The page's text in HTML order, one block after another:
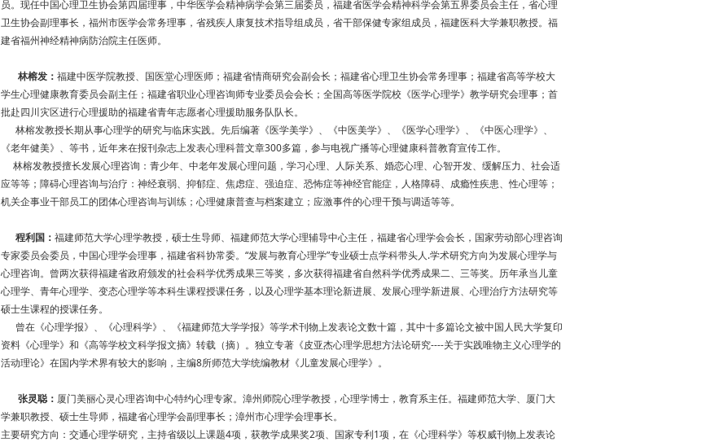
员。现任中国心理卫生协会第四届理事，中华医学会精神病学会第三届委员，福建省医学会精神科学会第五界委员会主任，省心理
卫生协会副理事长，福州市医学会常务理事，省残疾人康复技术指导组成员，省干部保健专家组成员，福建医科大学兼职教授。福
建省福州神经精神病防治院主任医师。
林榕发： 福建中医学院教授、国医堂心理医师；福建省情商研究会副会长；福建省心理卫生协会常务理事；福建省高等学校大
学生心理健康教育委员会副主任；福建省职业心理咨询师专业委员会会长；全国高等医学院校《医学心理学》教学研究会理事；首
批赴四川灾区进行心理援助的福建省青年志愿者心理援助服务队队长。
林榕发教授长期从事心理学的研究与临床实践。先后编著《医学美学》、《中医美学》、《医学心理学》、《中医心理学》、
《老年健美》、等书，近年来在报刊杂志上发表心理科普文章300多篇，参与电视广播等心理健康科普教育宣传工作。
林榕发教授擅长发展心理咨询：青少年、中老年发展心理问题，学习心理、人际关系、婚恋心理、心智开发、缓解压力、社会适
应等等；障碍心理咨询与治疗：神经衰弱、抑郁症、焦虑症、强迫症、恐怖症等神经官能症，人格障碍、成瘾性疾患、性心理等；
机关企事业干部员工的团体心理咨询与训练；心理健康普查与档案建立；应激事件的心理干预与调适等等。
程利国： 福建师范大学心理学教授，硕士生导师、福建师范大学心理辅导中心主任，福建省心理学会会长，国家劳动部心理咨询
专家委员会委员，中国心理学会理事，福建省科协常委。“发展与教育心理学”专业硕士点学科带头人.学术研究方向为发展心理学与
心理咨询。曾两次获得福建省政府颁发的社会科学优秀成果三等奖，多次获得福建省自然科学优秀成果二、三等奖。历年承当儿童
心理学、青年心理学、变态心理学等本科生课程授课任务，以及心理学基本理论新进展、发展心理学新进展、心理治疗方法研究等
硕士生课程的授课任务。
曾在《心理学报》、《心理科学》、《福建师范大学学报》等学术刊物上发表论文数十篇，其中十多篇论文被中国人民大学复印
资料《心理学》和《高等学校文科学报文摘》转载（摘）。独立专著《皮亚杰心理学思想方法论研究----关于实践唯物主义心理学的
活动理论》在国内学术界有较大的影响，主编8所师范大学统编教材《儿童发展心理学》。
张灵聪： 厦门美丽心灵心理咨询中心特约心理专家。漳州师院心理学教授，心理学博士，教育系主任。福建师范大学、厦门大
学兼职教授、硕士生导师，福建省心理学会副理事长；漳州市心理学会理事长。
主要研究方向：交通心理学研究，主持省级以上课题4项，获教学成果奖2项、国家专利1项，在《心理科学》等权威刊物上发表论